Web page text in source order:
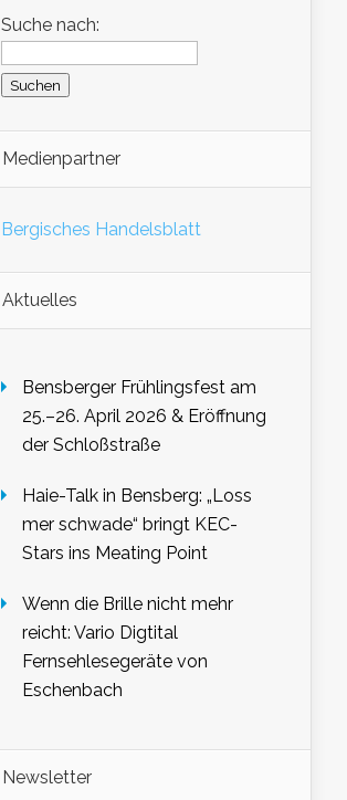
Suche nach:
Medienpartner
Bergisches Handelsblatt
Aktuelles
Bensberger Frühlingsfest am
25.–26. April 2026 & Eröffnung
der Schloßstraße
Haie-Talk in Bensberg: „Loss
mer schwade“ bringt KEC-
Stars ins Meating Point
Wenn die Brille nicht mehr
reicht: Vario Digtital
Fernsehlesegeräte von
Eschenbach
Newsletter